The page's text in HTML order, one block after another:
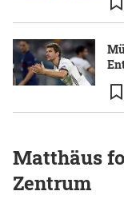
Matthäus
Zentrum